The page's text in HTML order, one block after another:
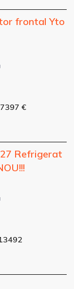
frontal Yto
€
Refrigerat